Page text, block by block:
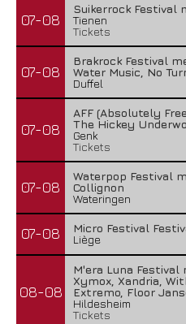
07-08
Suikerrock Festival
Tienen
Tickets
07-08
Brakrock Festival
Water Music, No
Duffel
07-08
AFF (Absolutely
The Hickey
Genk
Tickets
07-08
Waterpop Festival
Collignon
Wateringen
07-08
Micro Festival
Liège
08-08
M'era Luna Festival
Xymox, Xandria,
Extremo, Floor
Hildesheim
Tickets